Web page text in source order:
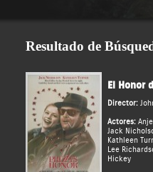
Resultado de
El Honor
Director:
Actores:
Jack
Kathleen
Lee
Hickey